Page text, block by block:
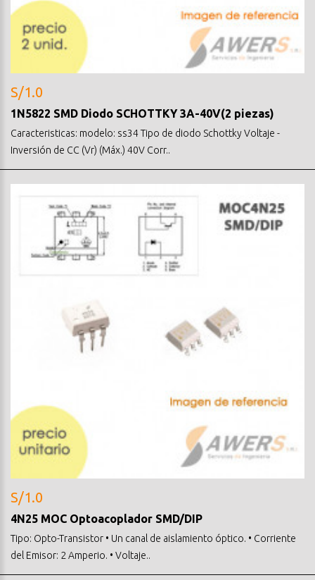
S/1.0
1N5822 SMD Diodo SCHOTTKY 3A-40V(2 piezas)
Caracteristicas: modelo: ss34 Tipo de diodo Schottky Voltaje -
Inversión de CC (Vr) (Máx.) 40V Corr..
S/1.0
4N25 MOC Optoacoplador SMD/DIP
Tipo: Opto-Transistor • Un canal de aislamiento óptico. • Corriente
del Emisor: 2 Amperio. • Voltaje..